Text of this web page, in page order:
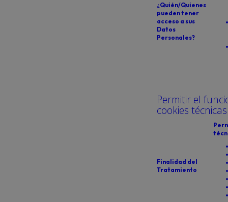
¿Quién/Quienes
pueden tener
acceso a sus
Datos
Personales?
Permitir el
cookies
Finalidad del
Tratamiento